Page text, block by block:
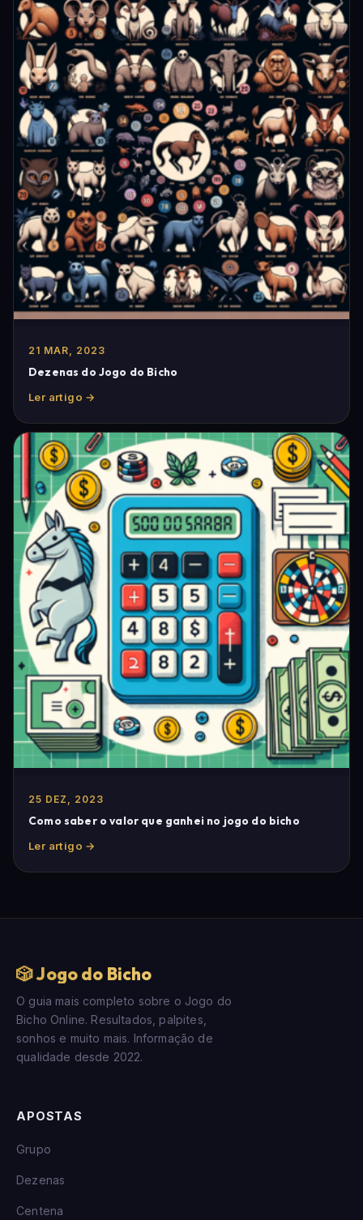
21 MAR, 2023
Dezenas do Jogo do Bicho
Ler artigo →
25 DEZ, 2023
Como saber o valor que ganhei no jogo do bicho
Ler artigo →
🎲 Jogo do Bicho
O guia mais completo sobre o Jogo do
Bicho Online. Resultados, palpites,
sonhos e muito mais. Informação de
qualidade desde 2022.
APOSTAS
Grupo
Dezenas
Centena